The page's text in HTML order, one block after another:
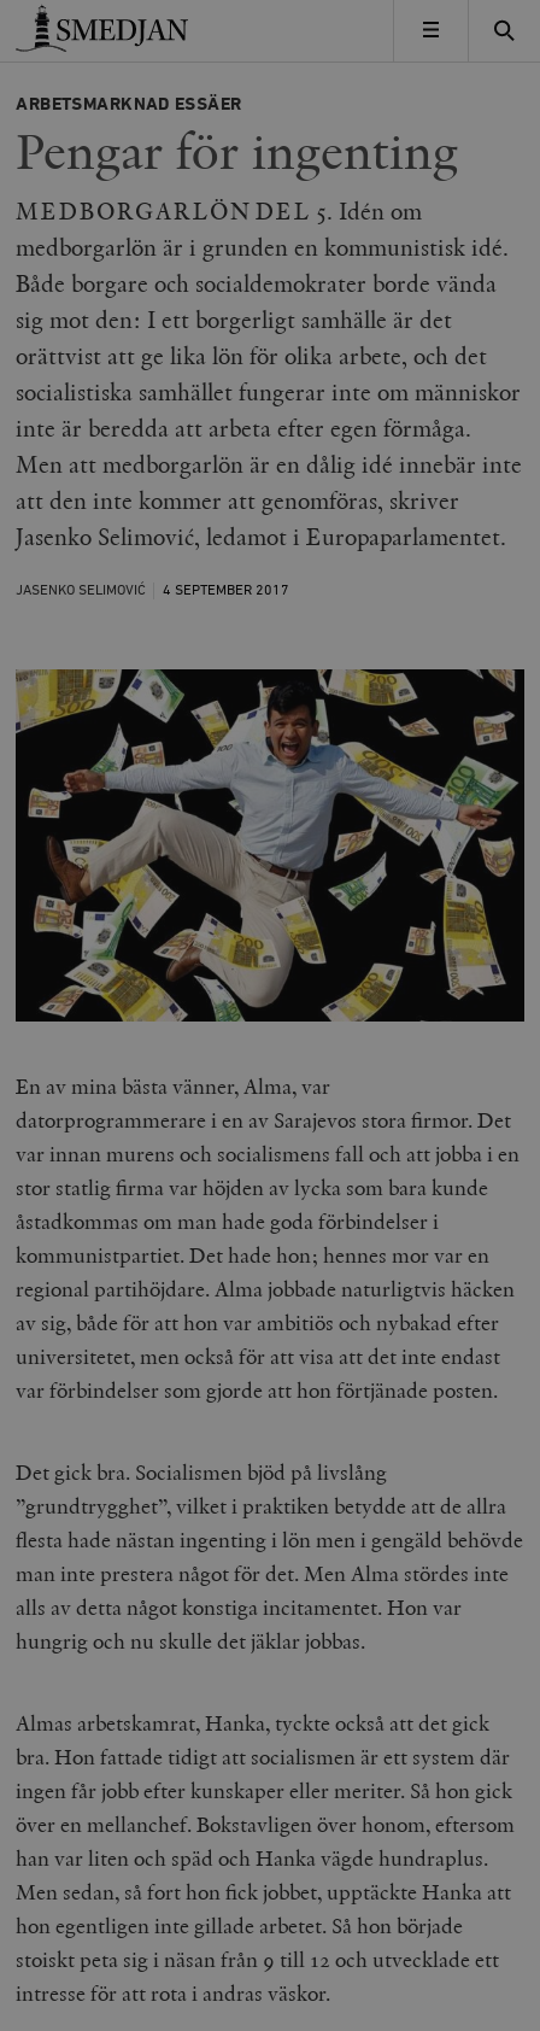
Timbro
MENY
ARBETSMARKNAD ESSÄER
Pengar för ingenting
MEDBORGARLÖN DEL 5. Idén om
medborgarlön är i grunden en kommunistisk idé.
Både borgare och socialdemokrater borde vända
sig mot den: I ett borgerligt samhälle är det
orättvist att ge lika lön för olika arbete, och det
socialistiska samhället fungerar inte om människor
inte är beredda att arbeta efter egen förmåga.
Men att medborgarlön är en dålig idé innebär inte
att den inte kommer att genomföras, skriver
Jasenko Selimović, ledamot i Europaparlamentet.
JASENKO SELIMOVIĆ 4 SEPTEMBER 2017
En av mina bästa vänner, Alma, var
datorprogrammerare i en av Sarajevos stora firmor. Det
var innan murens och socialismens fall och att jobba i en
stor statlig firma var höjden av lycka som bara kunde
åstadkommas om man hade goda förbindelser i
kommunistpartiet. Det hade hon; hennes mor var en
regional partihöjdare. Alma jobbade naturligtvis häcken
av sig, både för att hon var ambitiös och nybakad efter
universitetet, men också för att visa att det inte endast
var förbindelser som gjorde att hon förtjänade posten.
Det gick bra. Socialismen bjöd på livslång
”grundtrygghet”, vilket i praktiken betydde att de allra
flesta hade nästan ingenting i lön men i gengäld behövde
man inte prestera något för det. Men Alma stördes inte
alls av detta något konstiga incitamentet. Hon var
hungrig och nu skulle det jäklar jobbas.
Almas arbetskamrat, Hanka, tyckte också att det gick
bra. Hon fattade tidigt att socialismen är ett system där
ingen får jobb efter kunskaper eller meriter. Så hon gick
över en mellanchef. Bokstavligen över honom, eftersom
han var liten och späd och Hanka vägde hundraplus.
Men sedan, så fort hon fick jobbet, upptäckte Hanka att
hon egentligen inte gillade arbetet. Så hon började
stoiskt peta sig i näsan från 9 till 12 och utvecklade ett
intresse för att rota i andras väskor.